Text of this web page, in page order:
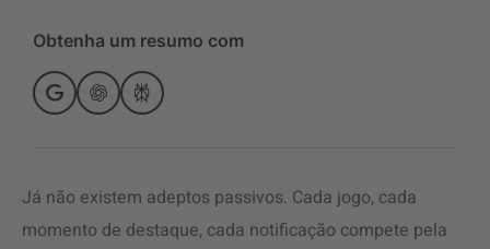
Obtenha um resumo com
Já não existem adeptos passivos. Cada jogo, cada
momento de destaque, cada notificação compete pela